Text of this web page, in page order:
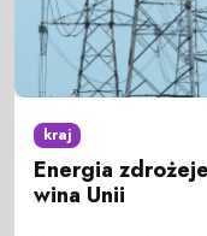
kraj
Energia
wina Unii